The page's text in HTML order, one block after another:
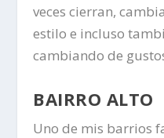
veces cierran,
estilo e incluso
cambiando de
BAIRRO ALTO
Uno de mis barrios